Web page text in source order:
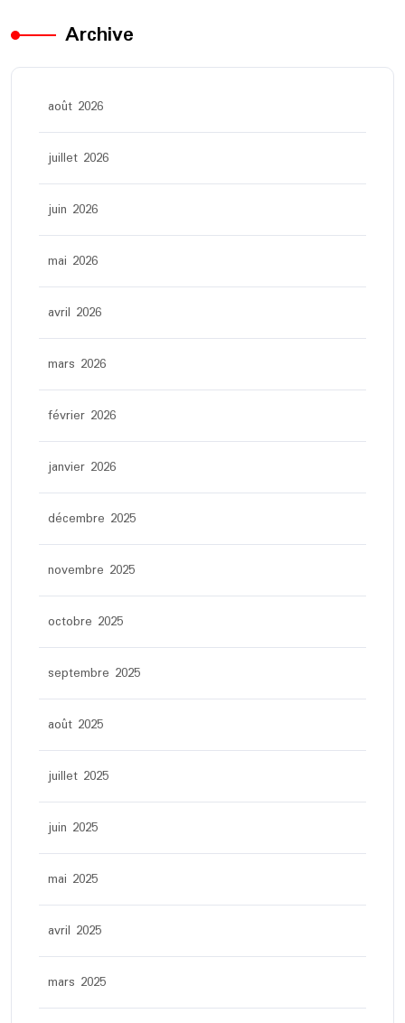
Archive
août 2026
juillet 2026
juin 2026
mai 2026
avril 2026
mars 2026
février 2026
janvier 2026
décembre 2025
novembre 2025
octobre 2025
septembre 2025
août 2025
juillet 2025
juin 2025
mai 2025
avril 2025
mars 2025